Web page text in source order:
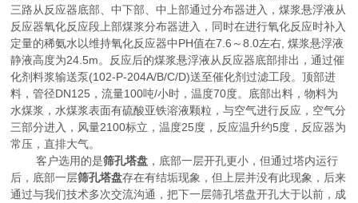
三路从反应器底部、中下部、中上部通过分布器进入，煤浆悬浮液从
反应器氧化反应段上部煤浆分布器进入，同时在进行氧化反应时补入
定量的稀氨水以维持氧化反应器中PH值在7.6 ～8.0左右 ,煤浆悬浮液
静液高度为24.5m。反应后的煤浆悬浮液从反应器底部排出，通过催
化剂料浆输送泵(102-P-204A/B/C/D)送至催化剂过滤工段。顶部进
料，管径DN125 ，流量100吨/小时，温度70度。底部出料，物料为
水煤浆，水煤浆表面有硫酸亚铁溶液颗粒，与空气进行反应，空气分
三部分进入，风量2100标立，温度25度，反应温升约5度，反应器为
常压，直排大气。
客户选用的是筛孔塔盘 ，底部一层开孔更小，但通过塔内运行
后，底部一层筛孔塔盘存在有结垢现象，但上层并没有此现象，后来
通过与我们技术多次交流沟通，把下一层筛孔塔盘开孔大于以前，成